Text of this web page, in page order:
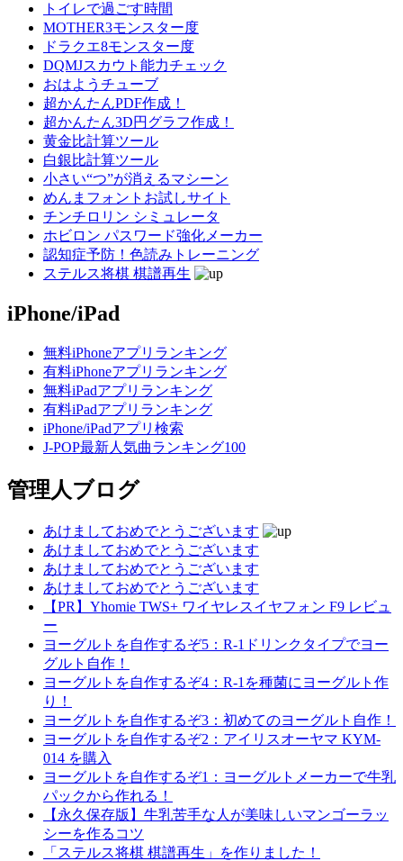
トイレで過ごす時間
MOTHER3モンスター度
ドラクエ8モンスター度
DQMJスカウト能力チェック
おはようチューブ
超かんたんPDF作成！
超かんたん3D円グラフ作成！
黄金比計算ツール
白銀比計算ツール
小さい“つ”が消えるマシーン
めんまフォントお試しサイト
チンチロリン シミュレータ
ホビロン パスワード強化メーカー
認知症予防！色読みトレーニング
ステルス将棋 棋譜再生
iPhone/iPad
無料iPhoneアプリランキング
有料iPhoneアプリランキング
無料iPadアプリランキング
有料iPadアプリランキング
iPhone/iPadアプリ検索
J-POP最新人気曲ランキング100
管理人ブログ
あけましておめでとうございます
あけましておめでとうございます
あけましておめでとうございます
あけましておめでとうございます
【PR】Yhomie TWS+ ワイヤレスイヤフォン F9 レビュ
ー
ヨーグルトを自作するぞ5：R-1ドリンクタイプでヨー
グルト自作！
ヨーグルトを自作するぞ4：R-1を種菌にヨーグルト作
り！
ヨーグルトを自作するぞ3：初めてのヨーグルト自作！
ヨーグルトを自作するぞ2：アイリスオーヤマ KYM-
014 を購入
ヨーグルトを自作するぞ1：ヨーグルトメーカーで牛乳
パックから作れる！
【永久保存版】牛乳苦手な人が美味しいマンゴーラッ
シーを作るコツ
「ステルス将棋 棋譜再生」を作りました！